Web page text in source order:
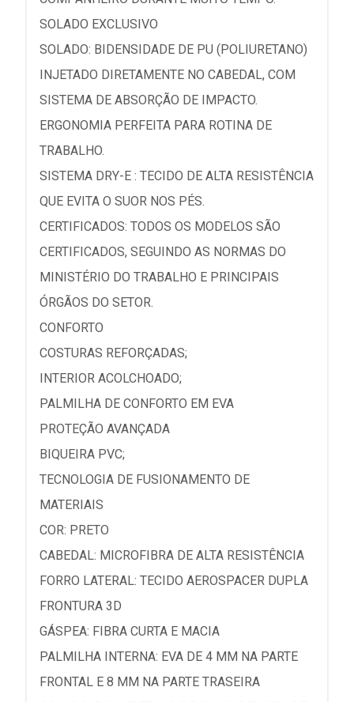
SOLADO EXCLUSIVO
SOLADO: BIDENSIDADE DE PU (POLIURETANO)
INJETADO DIRETAMENTE NO CABEDAL, COM
SISTEMA DE ABSORÇÃO DE IMPACTO.
ERGONOMIA PERFEITA PARA ROTINA DE
TRABALHO.
SISTEMA DRY-E : TECIDO DE ALTA RESISTÊNCIA
QUE EVITA O SUOR NOS PÉS.
CERTIFICADOS: TODOS OS MODELOS SÃO
CERTIFICADOS, SEGUINDO AS NORMAS DO
MINISTÉRIO DO TRABALHO E PRINCIPAIS
ÓRGÃOS DO SETOR.
CONFORTO
COSTURAS REFORÇADAS;
INTERIOR ACOLCHOADO;
PALMILHA DE CONFORTO EM EVA
PROTEÇÃO AVANÇADA
BIQUEIRA PVC;
TECNOLOGIA DE FUSIONAMENTO DE
MATERIAIS
COR: PRETO
CABEDAL: MICROFIBRA DE ALTA RESISTÊNCIA
FORRO LATERAL: TECIDO AEROSPACER DUPLA
FRONTURA 3D
GÁSPEA: FIBRA CURTA E MACIA
PALMILHA INTERNA: EVA DE 4 MM NA PARTE
FRONTAL E 8 MM NA PARTE TRASEIRA